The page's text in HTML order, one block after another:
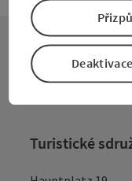
Kontakt
Turistické